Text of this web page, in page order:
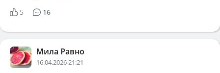
5
16
Мила Равно
16.04.2026 21:21